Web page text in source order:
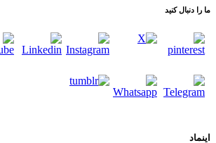
ما را دنبال کنید
اینماد